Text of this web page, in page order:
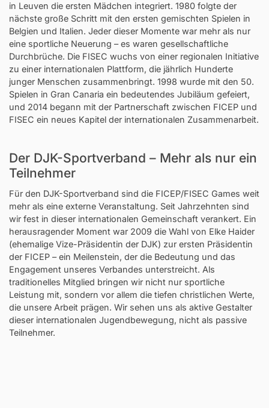
in Leuven die ersten Mädchen integriert. 1980 folgte der
nächste große Schritt mit den ersten gemischten Spielen in
Belgien und Italien. Jeder dieser Momente war mehr als nur
eine sportliche Neuerung – es waren gesellschaftliche
Durchbrüche. Die FISEC wuchs von einer regionalen Initiative
zu einer internationalen Plattform, die jährlich Hunderte
junger Menschen zusammenbringt. 1998 wurde mit den 50.
Spielen in Gran Canaria ein bedeutendes Jubiläum gefeiert,
und 2014 begann mit der Partnerschaft zwischen FICEP und
FISEC ein neues Kapitel der internationalen Zusammenarbeit.
Der DJK-Sportverband – Mehr als nur ein
Teilnehmer
Für den DJK-Sportverband sind die FICEP/FISEC Games weit
mehr als eine externe Veranstaltung. Seit Jahrzehnten sind
wir fest in dieser internationalen Gemeinschaft verankert. Ein
herausragender Moment war 2009 die Wahl von Elke Haider
(ehemalige Vize-Präsidentin der DJK) zur ersten Präsidentin
der FICEP – ein Meilenstein, der die Bedeutung und das
Engagement unseres Verbandes unterstreicht. Als
traditionelles Mitglied bringen wir nicht nur sportliche
Leistung mit, sondern vor allem die tiefen christlichen Werte,
die unsere Arbeit prägen. Wir sehen uns als aktive Gestalter
dieser internationalen Jugendbewegung, nicht als passive
Teilnehmer.